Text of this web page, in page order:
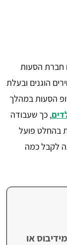
חברת הסעות
הוגנים ובעלת
הסעות במהלך
, כך שעבודה
בהחלט פועל
לקבל כמה
או